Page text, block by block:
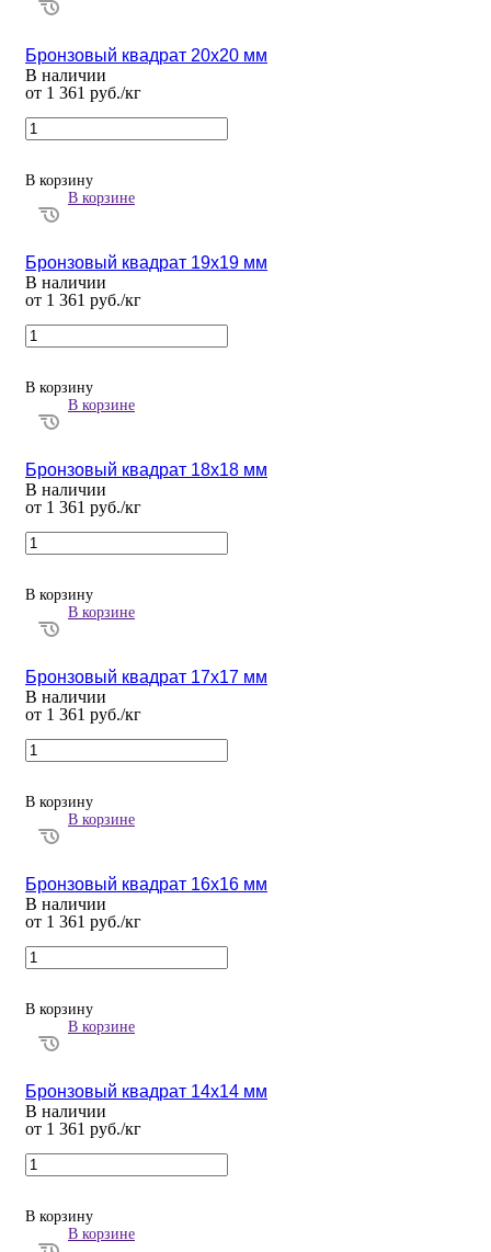
Бронзовый квадрат 20х20 мм
В наличии
от 1 361 руб./кг
В корзину
В корзине
Бронзовый квадрат 19х19 мм
В наличии
от 1 361 руб./кг
В корзину
В корзине
Бронзовый квадрат 18х18 мм
В наличии
от 1 361 руб./кг
В корзину
В корзине
Бронзовый квадрат 17х17 мм
В наличии
от 1 361 руб./кг
В корзину
В корзине
Бронзовый квадрат 16х16 мм
В наличии
от 1 361 руб./кг
В корзину
В корзине
Бронзовый квадрат 14х14 мм
В наличии
от 1 361 руб./кг
В корзину
В корзине